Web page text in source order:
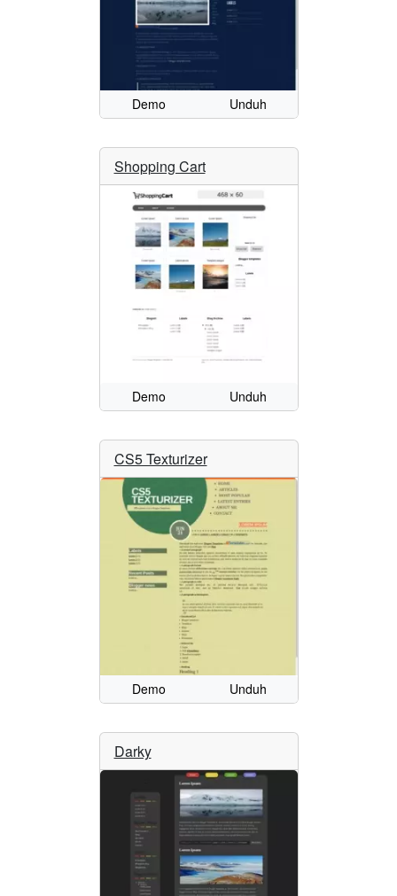
Demo Unduh
Shopping Cart
Demo Unduh
CS5 Texturizer
Demo Unduh
Darky